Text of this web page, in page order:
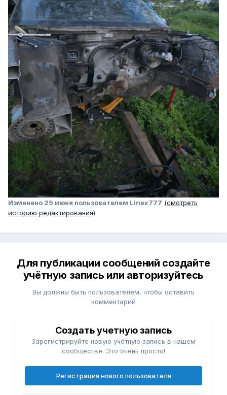
Изменено 29 июня пользователем Linex777 (смотреть
историю редактирования)
Для публикации сообщений создайте
учётную запись или авторизуйтесь
Вы должны быть пользователем, чтобы оставить
комментарий
Создать учетную запись
Зарегистрируйте новую учётную запись в нашем
сообществе. Это очень просто!
Регистрация нового пользователя